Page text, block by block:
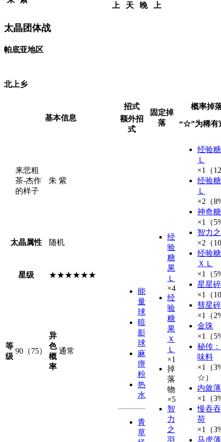
上 天 晚 上
太晶团体战
帕底亚地区
北上乡
基本信息
招式
固定掉
落
概率掉
额外招
式
“☆”为稀有
来悲粗
茶-杰作
的样子
朱 紫
能
量
球
暗
影
球
麻
痹
粉
热
水
青
草
经
验
糖
果
Ｌ
×4
经
验
糖
果
Ｘ
Ｌ
×1
掉
落
物
×5
智
力
之
羽
经验
Ｌ
×1（
经验
Ｌ
×2（
神奇
×1（
智力
×2（
经验
ＸＬ
×1（
星星
×1（
彗星
×1（
金珠
×1（
秘传
味料
×1（
☆）
内敛
×1（
慢吞
荷
×1（
马虎
太晶属性 随机
星级 ★★★★★★
等
级
90（75）
异
色
概
率
通常